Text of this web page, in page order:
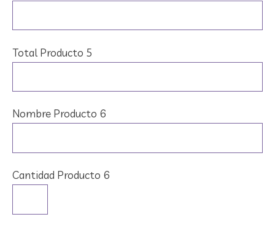
Total Producto 5
Nombre Producto 6
Cantidad Producto 6